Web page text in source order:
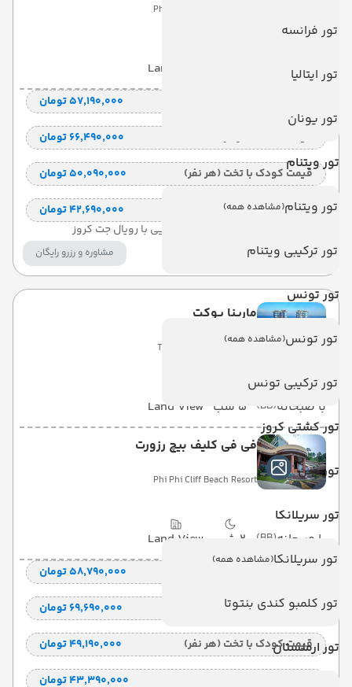
تور فرانسه
تور ایتالیا
تور یونان
تور ویتنام
تور ویتنام(مشاهده همه)
تور ترکیبی ویتنام
تور تونس
تور تونس(مشاهده همه)
تور ترکیبی تونس
تور کشتی کروز
تور چین
تور سریلانکا
تور سریلانکا(مشاهده همه)
تور کلمبو کندی بنتوتا
تور ارمنستان
Phi Phi Cliff Beach Resort
با صبحانه Land View
۵۷٬۱۹۰٬۰۰۰ تومان
قیمت 1 تخته (هرنفر) ۶۶٬۴۹۰٬۰۰۰ تومان
قیمت کودک با تخت (هر نفر) ۵۰٬۰۹۰٬۰۰۰ تومان
قیمت کودک بدون تخت (هرنفر)
۴۲٬۶۹۰٬۰۰۰ تومان
ترانسفر اختصاصی فرودگاهی و دریایی با رویال جت کروز
مشاوره و رزرو رایگان
مارینا پوکت
The Marina Phuket Hotel
با صبحانه(BB) 5 شب
Land View
فی فی کلیف بیچ رزورت
Phi Phi Cliff Beach Resort
با صبحانه(BB) 2 شب Land View
قیمت 2 تخته (هرنفر) ۵۸٬۷۹۰٬۰۰۰ تومان
قیمت 1 تخته (هرنفر) ۶۹٬۶۹۰٬۰۰۰ تومان
قیمت کودک با تخت (هر نفر) ۴۹٬۱۹۰٬۰۰۰ تومان
۴۳٬۳۹۰٬۰۰۰ تومان